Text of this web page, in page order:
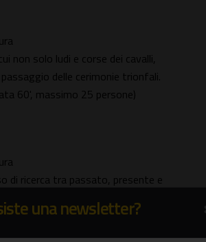
non solo ludi e corse dei cavalli,
delle cerimonie trionfali.
60', massimo 25 persone)
di ricerca tra passato, presente e
e osservatori della natura del
una newsletter?